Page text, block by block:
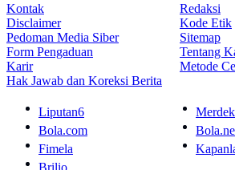
Kontak
Redaksi
Disclaimer
Kode Etik
Pedoman Media Siber
Sitemap
Form Pengaduan
Tentang
Karir
Metode
Hak Jawab dan Koreksi Berita
Liputan6
Bola.com
Fimela
Brilio